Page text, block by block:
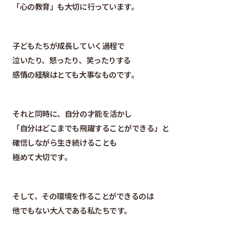
「心の教育」も大切に行っています。
子どもたちが成長していく過程で
泣いたり、怒ったり、笑ったりする
感情の経験はとても大事なものです。
それと同時に、自分の才能を活かし
「自分はどこまでも飛躍することができる」と
確信しながら生き続けることも
極めて大切です。
そして、その環境を作ることができるのは
他でもない大人である私たちです。